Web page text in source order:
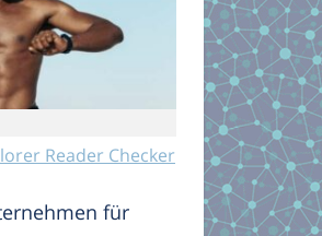
Reader Checker
für